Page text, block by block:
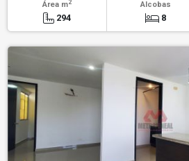
Área m2
294
Alcobas
8